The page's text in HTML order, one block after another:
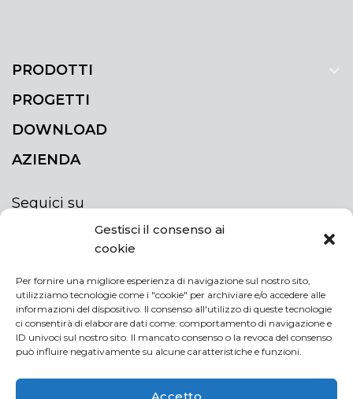
Gestisci il consenso ai
cookie
Per fornire una migliore esperienza di navigazione sul nostro sito,
utilizziamo tecnologie come i "cookie" per archiviare e/o accedere alle
informazioni del dispositivo. Il consenso all'utilizzo di queste tecnologie
ci consentirà di elaborare dati come: comportamento di navigazione e
ID univoci sul nostro sito. Il mancato consenso o la revoca del consenso
può influire negativamente su alcune caratteristiche e funzioni.
Accetto
PRODOTTI
PROGETTI
DOWNLOAD
AZIENDA
Seguici su
ISCRIVITI ALLA NEWSLETTER
Rimani sempre aggiornato iscrivendoti alla
newsletter
NEWSLETTER
If